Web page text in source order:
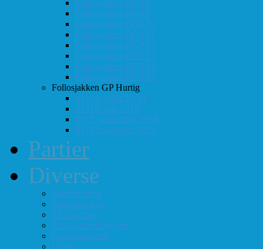
Follosjakken BGP 8
Follosjakken BGP 9
Follosjakken BGP 10
Follosjakken BGP 11
Follosjakken BGP 12
Follosjakken BGP 13
Follosjakken BGP 14
Follosjakken BGP 15
Follosjakken GP Hurtig
#1 (24. mars 2018)
#2 (19. mai 2018)
#3 (8. september 2018)
#4 (13. oktober 2018)
Partier
Diverse
Støtteordning
Sjakkrating.no
FIDE-rating
Follo-kombinasjoner
Grasrotandelen
Linker